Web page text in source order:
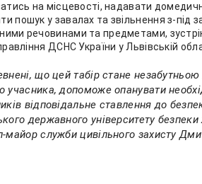
на місцевості, надавати
пошук у завалах та звільнення з-під
речовинами та предметами,
ДСНС України у Львівській
що цей табір стане
учасника, допоможе опанувати
відповідальне ставлення до
державного університету безпеки
майор служби цивільного захисту